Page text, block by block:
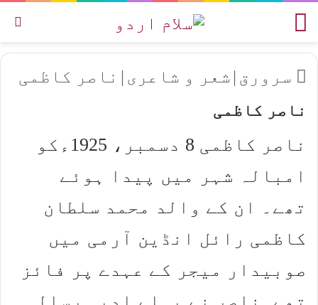
سرورق | شعر و شاعری | ناصر کاظمی
ناصر کاظمی
ناصر کاظمی 8 دسمبر، 1925ءکو
امبالہ شہر میں پیدا ہوئے
تھے۔ ان کے والد محمد سلطان
کاظمی رائل انڈین آرمی میں
صوبیدار میجر کے عہدے پر فائز